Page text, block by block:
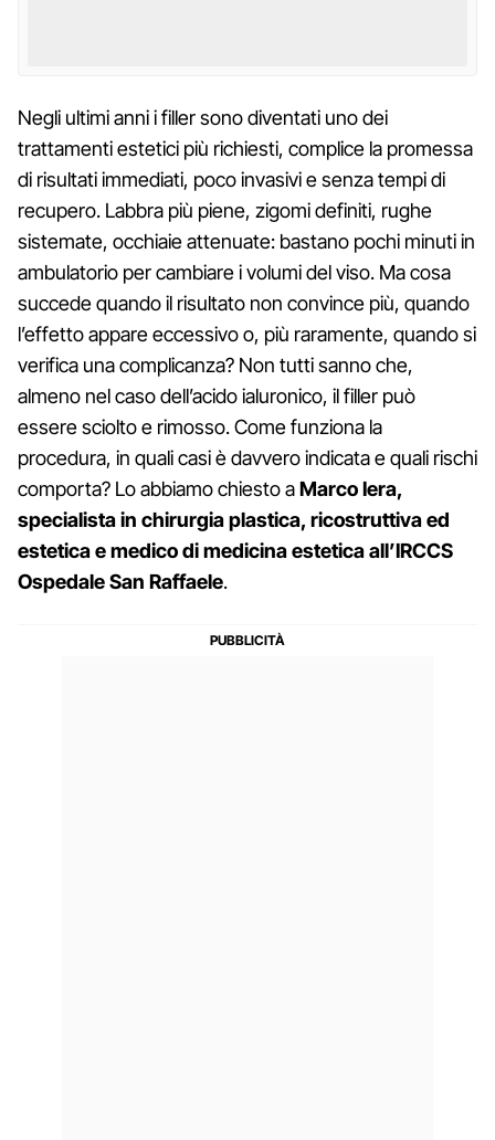
Negli ultimi anni i filler sono diventati uno dei
trattamenti estetici più richiesti, complice la promessa
di risultati immediati, poco invasivi e senza tempi di
recupero. Labbra più piene, zigomi definiti, rughe
sistemate, occhiaie attenuate: bastano pochi minuti in
ambulatorio per cambiare i volumi del viso. Ma cosa
succede quando il risultato non convince più, quando
l’effetto appare eccessivo o, più raramente, quando si
verifica una complicanza? Non tutti sanno che,
almeno nel caso dell’acido ialuronico, il filler può
essere sciolto e rimosso. Come funziona la
procedura, in quali casi è davvero indicata e quali rischi
comporta? Lo abbiamo chiesto aMarco Iera,
specialista in chirurgia plastica, ricostruttiva ed
estetica e medico di medicina estetica all’IRCCS
Ospedale San Raffaele.